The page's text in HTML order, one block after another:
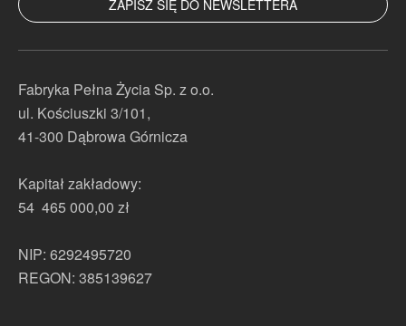
ZAPISZ SIĘ DO NEWSLETTERA
Fabryka Pełna Życia Sp. z o.o.
ul. Kościuszki 3/101,
41-300 Dąbrowa Górnicza
Kapitał zakładowy:
54 465 000,00 zł
NIP: 6292495720
REGON: 385139627